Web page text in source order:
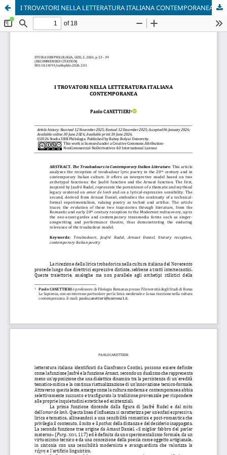
I TROVATORI NELLA LETTERATURA ITALIANA CONTEMPORANEA